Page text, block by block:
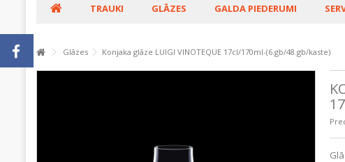
TRAUKI GLĀZES GALDA PIEDERUMI
Glāzes Konjaka glāze LUIGI VINOTEQUE 17cl/170ml-(6.gb/48.gb/kaste)